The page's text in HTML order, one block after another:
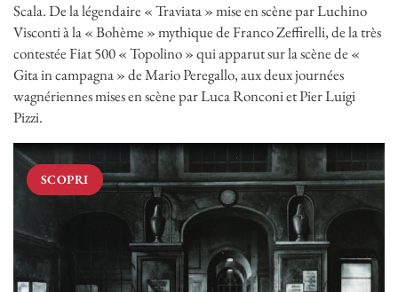
Scala. De la légendaire « Traviata » mise en scène par Luchino
Visconti à la « Bohème » mythique de Franco Zeffirelli, de la très
contestée Fiat 500 « Topolino » qui apparut sur la scène de «
Gita in campagna » de Mario Peregallo, aux deux journées
wagnériennes mises en scène par Luca Ronconi et Pier Luigi
Pizzi.
SCOPRI